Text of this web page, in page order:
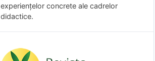
experienţelor concrete ale cadrelor
didactice.